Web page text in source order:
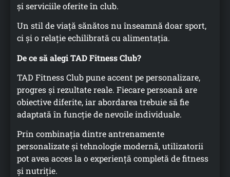
și serviciile oferite în club.
Un stil de viață sănătos nu înseamnă doar sport,
ci și o relație echilibrată cu alimentația.
De ce să alegi TAD Fitness Club?
TAD Fitness Club pune accent pe personalizare,
progres și rezultate reale. Fiecare persoană are
obiective diferite, iar abordarea trebuie să fie
adaptată în funcție de nevoile individuale.
Prin combinația dintre antrenamente
personalizate și tehnologie modernă, utilizatorii
pot avea acces la o experiență completă de fitness
și nutriție.